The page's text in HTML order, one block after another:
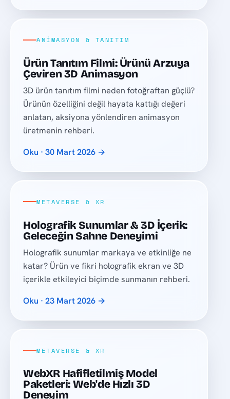
ANIMASYON & TANITIM
Ürün Tanıtım Filmi: Ürünü Arzuya
Çeviren 3D Animasyon
3D ürün tanıtım filmi neden fotoğraftan güçlü?
Ürünün özelliğini değil hayata kattığı değeri
anlatan, aksiyona yönlendiren animasyon
üretmenin rehberi.
Oku · 30 Mart 2026 →
METAVERSE & XR
Holografik Sunumlar & 3D İçerik:
Geleceğin Sahne Deneyimi
Holografik sunumlar markaya ve etkinliğe ne
katar? Ürün ve fikri holografik ekran ve 3D
içerikle etkileyici biçimde sunmanın rehberi.
Oku · 23 Mart 2026 →
METAVERSE & XR
WebXR Hafifletilmiş Model
Paketleri: Web'de Hızlı 3D
Deneyim